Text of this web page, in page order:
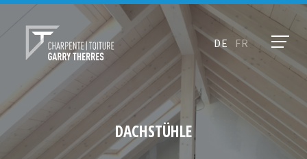
DE FR
DACHSTÜHLE